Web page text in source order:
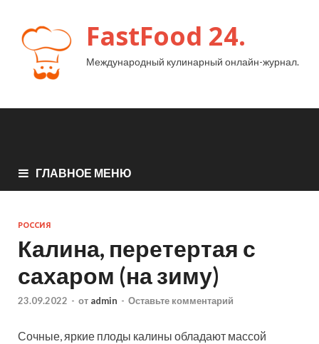
FastFood 24.
Международный кулинарный онлайн-журнал.
ГЛАВНОЕ МЕНЮ
РОССИЯ
Калина, перетертая с
сахаром (на зиму)
23.09.2022 - от admin - Оставьте комментарий
Сочные, яркие плоды калины обладают массой